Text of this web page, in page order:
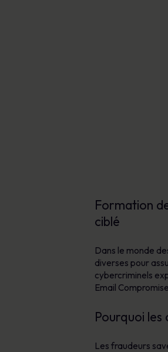
Formation
ciblé
Dans le monde
diverses pour
cybercriminels
Email
Pourquoi les
Les fraudeurs